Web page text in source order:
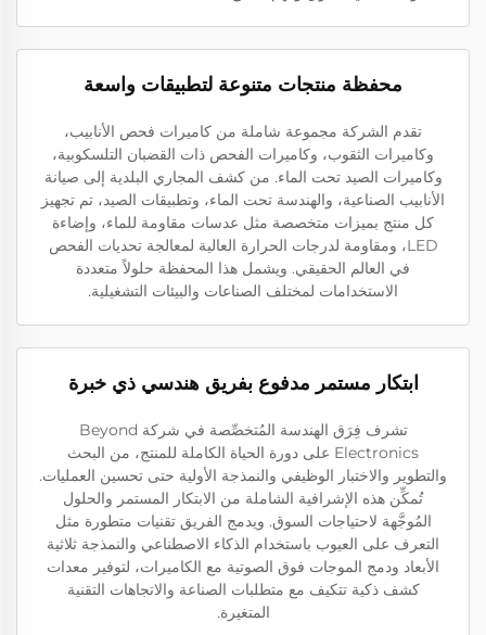
محفظة منتجات متنوعة لتطبيقات واسعة
تقدم الشركة مجموعة شاملة من كاميرات فحص الأنابيب،
وكاميرات الثقوب، وكاميرات الفحص ذات القضبان التلسكوبية،
وكاميرات الصيد تحت الماء. من كشف المجاري البلدية إلى صيانة
الأنابيب الصناعية، والهندسة تحت الماء، وتطبيقات الصيد، تم تجهيز
كل منتج بميزات متخصصة مثل عدسات مقاومة للماء، وإضاءة
LED، ومقاومة لدرجات الحرارة العالية لمعالجة تحديات الفحص
في العالم الحقيقي. ويشمل هذا المحفظة حلولاً متعددة
الاستخدامات لمختلف الصناعات والبيئات التشغيلية.
ابتكار مستمر مدفوع بفريق هندسي ذي خبرة
تشرف فِرَق الهندسة المُتخصِّصة في شركة Beyond
Electronics على دورة الحياة الكاملة للمنتج، من البحث
والتطوير والاختبار الوظيفي والنمذجة الأولية حتى تحسين العمليات.
تُمكِّن هذه الإشرافية الشاملة من الابتكار المستمر والحلول
المُوجَّهة لاحتياجات السوق. ويدمج الفريق تقنيات متطورة مثل
التعرف على العيوب باستخدام الذكاء الاصطناعي والنمذجة ثلاثية
الأبعاد ودمج الموجات فوق الصوتية مع الكاميرات، لتوفير معدات
كشف ذكية تتكيف مع متطلبات الصناعة والاتجاهات التقنية
المتغيرة.